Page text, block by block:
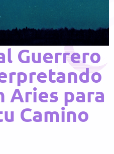
Guerrero
Aries para
Camino